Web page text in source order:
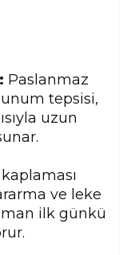
Paslanmaz
tepsisi,
uzun
ve leke
ilk günkü